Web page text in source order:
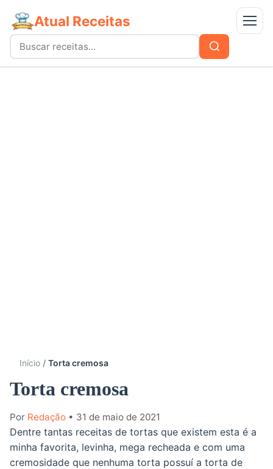
Atual Receitas Menu
Buscar
por:
Buscar
Início Torta cremosa
Torta cremosa
Por Redação • 31 de maio de 2021
Dentre tantas receitas de tortas que existem esta é a
minha favorita, levinha, mega recheada e com uma
cremosidade que nenhuma torta possuí a torta de